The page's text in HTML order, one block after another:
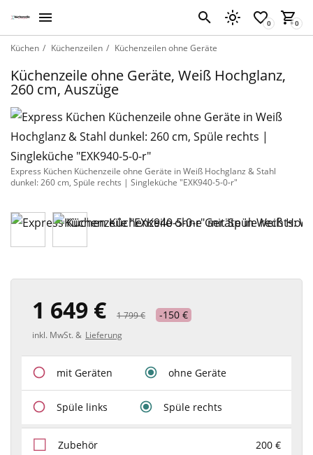
Küchen Küchenzeilen Küchenzeilen ohne Geräte
Küchenzeile ohne Geräte, Weiß Hochglanz,
260 cm, Auszüge
Express Küchen Küchenzeile ohne Geräte in Weiß Hochglanz & Stahl
dunkel: 260 cm, Spüle rechts | Singleküche "EXK940-5-0-r"
1 649 € 1 799 € -150 €
inkl. MwSt. & Lieferung
mit Geräten ohne Geräte
Spüle links Spüle rechts
Zubehör 200 €